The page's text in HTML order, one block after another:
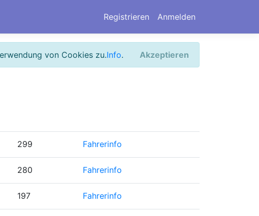
Registrieren Anmelden
von Cookies zu.Info. Akzeptieren
299 Fahrerinfo
280 Fahrerinfo
197 Fahrerinfo